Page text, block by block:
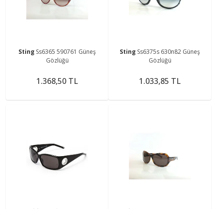
Sting Ss6365 590761 Güneş
Gözlüğü
1.368,50 TL
Sting Ss6375s 630n82 Güneş
Gözlüğü
1.033,85 TL